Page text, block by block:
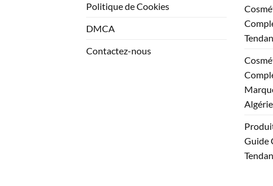
Politique de Cookies
DMCA
Contactez-nous
Algérie
Guide